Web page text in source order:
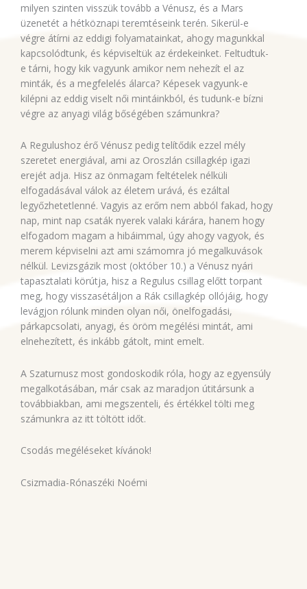
milyen szinten visszük tovább a Vénusz, és a Mars
üzenetét a hétköznapi teremtéseink terén. Sikerül-e
végre átírni az eddigi folyamatainkat, ahogy magunkkal
kapcsolódtunk, és képviseltük az érdekeinket. Feltudtuk-
e tárni, hogy kik vagyunk amikor nem nehezít el az
minták, és a megfelelés álarca? Képesek vagyunk-e
kilépni az eddig viselt női mintáinkból, és tudunk-e bízni
végre az anyagi világ bőségében számunkra?
A Regulushoz érő Vénusz pedig telítődik ezzel mély
szeretet energiával, ami az Oroszlán csillagkép igazi
erejét adja. Hisz az önmagam feltételek nélküli
elfogadásával válok az életem urává, és ezáltal
legyőzhetetlenné. Vagyis az erőm nem abból fakad, hogy
nap, mint nap csaták nyerek valaki kárára, hanem hogy
elfogadom magam a hibáimmal, úgy ahogy vagyok, és
merem képviselni azt ami számomra jó megalkuvások
nélkül. Levizsgázik most (október 10.) a Vénusz nyári
tapasztalati körútja, hisz a Regulus csillag előtt torpant
meg, hogy visszasétáljon a Rák csillagkép ollójáig, hogy
levágjon rólunk minden olyan női, önelfogadási,
párkapcsolati, anyagi, és öröm megélési mintát, ami
elnehezített, és inkább gátolt, mint emelt.
A Szaturnusz most gondoskodik róla, hogy az egyensúly
megalkotásában, már csak az maradjon útitársunk a
továbbiakban, ami megszenteli, és értékkel tölti meg
számunkra az itt töltött időt.
Csodás megéléseket kívánok!
Csizmadia-Rónaszéki Noémi